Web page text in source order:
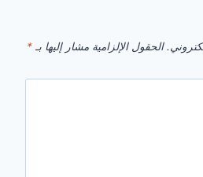
الحقول الإلزامية مشار إليها بـ *